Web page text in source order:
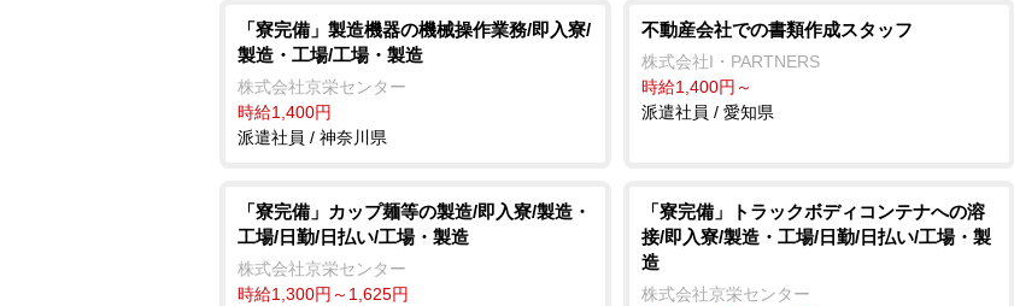
「寮完備」製造機器の機械操作業務/即入寮/
製造・工場/工場・製造
株式会社京栄センター
時給1,400円
派遣社員 / 神奈川県
不動産会社での書類作成スタッフ
株式会社I・PARTNERS
時給1,400円～
派遣社員 / 愛知県
「寮完備」カップ麺等の製造/即入寮/製造・
工場/日勤/日払い/工場・製造
株式会社京栄センター
時給1,300円～1,625円
「寮完備」トラックボディコンテナへの溶
接/即入寮/製造・工場/日勤/日払い/工場・製
造
株式会社京栄センター